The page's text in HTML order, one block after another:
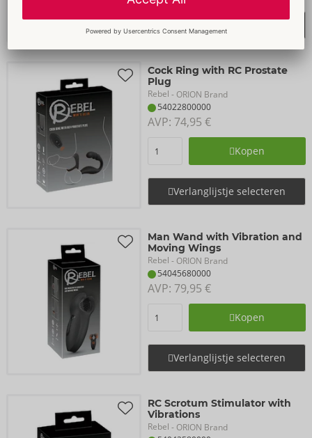
Cock Ring with RC Prostate
Plug
Rebel - ORION Brand
54022800000
AVP: 74,95 €
Kopen
Verlanglijstje selecteren
Man Wand with Vibration and
Moving Wings
Rebel - ORION Brand
54045680000
AVP: 79,95 €
Kopen
Verlanglijstje selecteren
RC Scrotum Stimulator with
Vibrations
Rebel - ORION Brand